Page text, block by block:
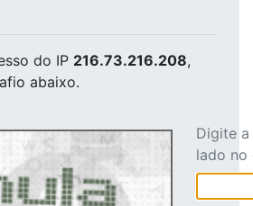
do IP 216.73.216.208,
abaixo.
Digite
lado no